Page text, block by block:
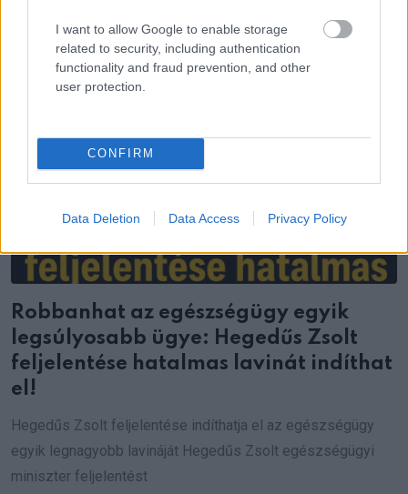
I want to allow Google to enable storage
related to security, including authentication
functionality and fraud prevention, and other
user protection.
CONFIRM
Data Deletion Data Access Privacy Policy
Robbanhat az egészségügy egyik
legsúlyosabb ügye: Hegedűs Zsolt
feljelentése hatalmas lavinát indíthat
el!
Hegedűs Zsolt feljelentése indíthatja el az egészségügy
egyik legnagyobb lavináját Hegedűs Zsolt egészségügyi
miniszter feljelentést